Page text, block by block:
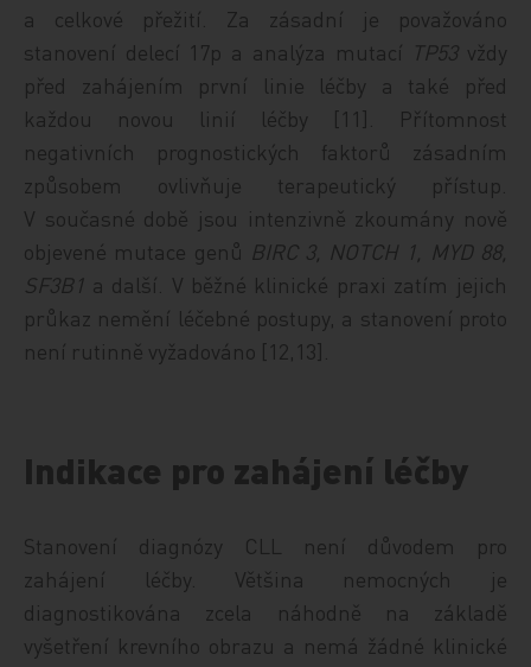
a celkové přežití. Za zásadní je považováno
stanovení delecí 17p a analýza mutací TP53 vždy
před zahájením první linie léčby a také před
každou novou linií léčby [11]. Přítomnost
negativních prognostických faktorů zásadním
způsobem ovlivňuje terapeutický přístup.
V současné době jsou intenzivně zkoumány nově
objevené mutace genů BIRC 3, NOTCH 1, MYD 88,
SF3B1 a další. V běžné klinické praxi zatím jejich
průkaz nemění léčebné postupy, a stanovení proto
není rutinně vyžadováno [12,13].
Indikace pro zahájení léčby
Stanovení diagnózy CLL není důvodem pro
zahájení léčby. Většina nemocných je
diagnostikována zcela náhodně na základě
vyšetření krevního obrazu a nemá žádné klinické